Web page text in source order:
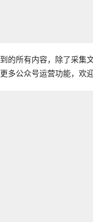
的所有内容，除了采集
多公众号运营功能，欢